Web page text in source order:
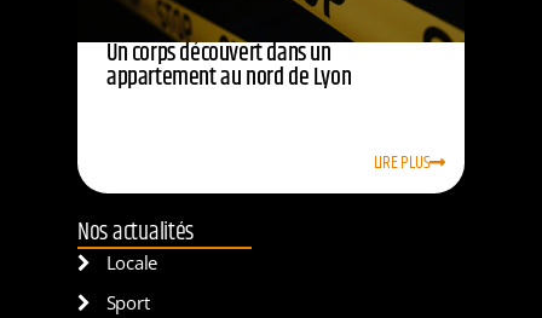
Un corps découvert dans un
appartement au nord de Lyon
LIRE PLUS
Nos actualités
Locale
Sport